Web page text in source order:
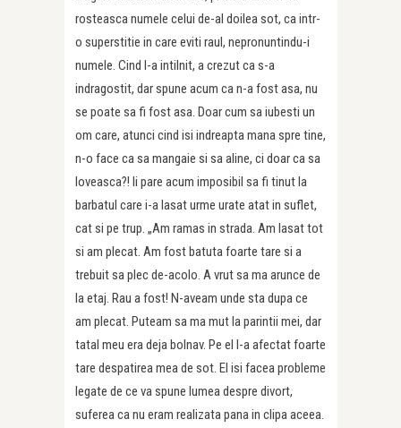
rosteasca numele celui de-al doilea sot, ca intr-
o superstitie in care eviti raul, nepronuntindu-i
numele. Cind l-a intilnit, a crezut ca s-a
indragostit, dar spune acum ca n-a fost asa, nu
se poate sa fi fost asa. Doar cum sa iubesti un
om care, atunci cind isi indreapta mana spre tine,
n-o face ca sa mangaie si sa aline, ci doar ca sa
loveasca?! Ii pare acum imposibil sa fi tinut la
barbatul care i-a lasat urme urate atat in suflet,
cat si pe trup. „Am ramas in strada. Am lasat tot
si am plecat. Am fost batuta foarte tare si a
trebuit sa plec de-acolo. A vrut sa ma arunce de
la etaj. Rau a fost! N-aveam unde sta dupa ce
am plecat. Puteam sa ma mut la parintii mei, dar
tatal meu era deja bolnav. Pe el l-a afectat foarte
tare despatirea mea de sot. El isi facea probleme
legate de ce va spune lumea despre divort,
suferea ca nu eram realizata pana in clipa aceea.